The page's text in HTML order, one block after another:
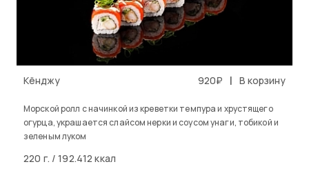
Кёнджу 920₽ | В корзину
Морской ролл с начинкой из креветки темпура и хрустящего
огурца, украшается слайсом нерки и соусом унаги, тобикой и
зеленым луком
220 г. / 192.412 ккал